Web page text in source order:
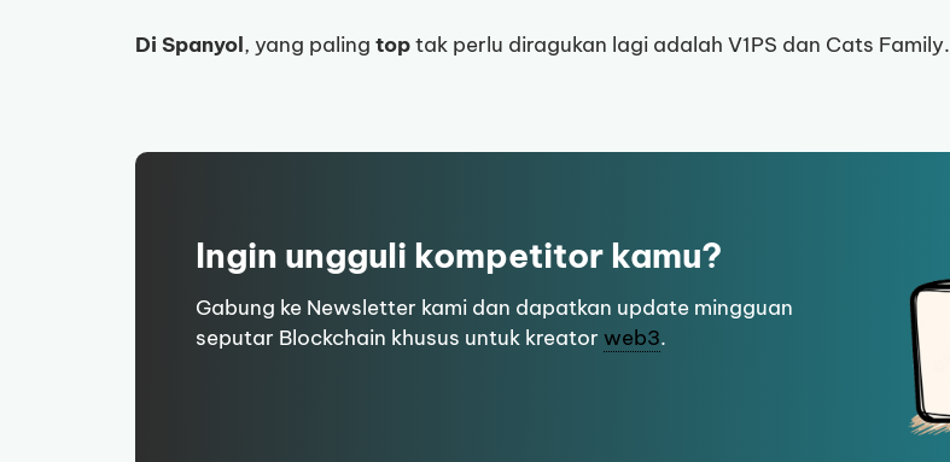
Di Spanyol, yang paling toptak perlu diragukan lagi adalah V1PS dan Cats Family.
Ingin ungguli kompetitor kamu?
Gabung ke Newsletter kami dan dapatkan update mingguan
seputar Blockchain khusus untuk kreator web3.